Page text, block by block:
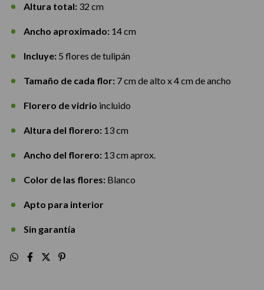
Altura total: 32 cm
Ancho aproximado: 14 cm
Incluye: 5 flores de tulipán
Tamaño de cada flor: 7 cm de alto x 4 cm de ancho
Florero de vidrio incluido
Altura del florero: 13 cm
Ancho del florero: 13 cm aprox.
Color de las flores: Blanco
Apto para interior
Sin garantía